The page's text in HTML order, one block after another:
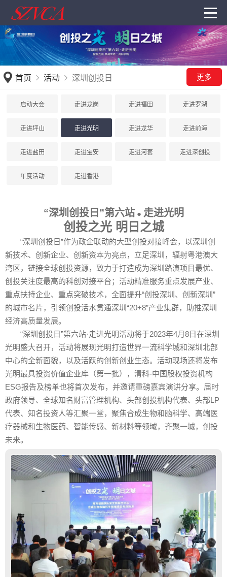
首页 活动 深圳创投日 更多
启动大会 走进龙岗 走进福田 走进罗湖
走进坪山 走进光明 走进龙华 走进前海
走进盐田 走进宝安 走进河套 走进深创投
年度活动 走进香港
“深圳创投日”第六站● 走进光明
创投之光 明日之城
“深圳创投日”作为政企联动的大型创投对接峰会，以深圳创
新技术、创新企业、创新资本为亮点，立足深圳，辐射粤港澳大
湾区，链接全球创投资源，致力于打造成为深圳路演项目最优、
创投关注度最高的科创对接平台；活动精准服务重点发展产业、
重点扶持企业、重点突破技术，全面提升“创投深圳、创新深圳”
的城市名片，引领创投活水贯通深圳“20+8”产业集群，助推深圳
经济高质量发展。
“深圳创投日”第六站·走进光明活动将于2023年4月8日在深圳
光明盛大召开，活动将展现光明打造世界一流科学城和深圳北部
中心的全新面貌，以及活跃的创新创业生态。活动现场还将发布
光明最具投资价值企业库（第一批），清科-中国股权投资机构
ESG报告及榜单也将首次发布，并邀请重磅嘉宾演讲分享。届时
政府领导、全球知名财富管理机构、头部创投机构代表、头部LP
代表、知名投资人等汇聚一堂，聚焦合成生物和脑科学、高端医
疗器械和生物医药、智能传感、新材料等领域，齐聚一城，创投
未来。